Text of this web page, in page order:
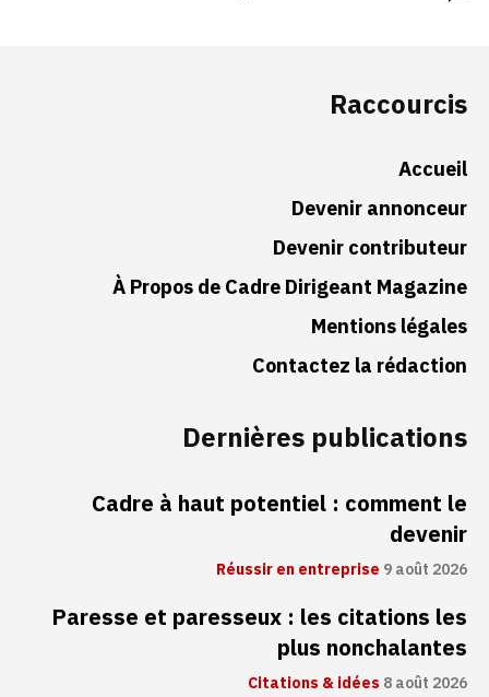
Raccourcis
Accueil
Devenir annonceur
Devenir contributeur
À Propos de Cadre Dirigeant Magazine
Mentions légales
Contactez la rédaction
Dernières publications
Cadre à haut potentiel : comment le
devenir
Réussir en entreprise 9 août 2026
Paresse et paresseux : les citations les
plus nonchalantes
Citations & idées8 août 2026